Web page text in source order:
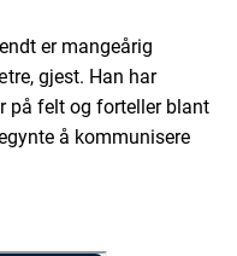
er mangeårig
gjest. Han har
på felt og forteller blant
å kommunisere